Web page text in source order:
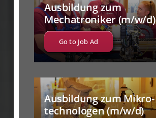
Ausbildung zum
Mechatroniker (m/w/d)
Go to Job Ad
Ausbildung zum Mikro­
technologen (m/w/d)